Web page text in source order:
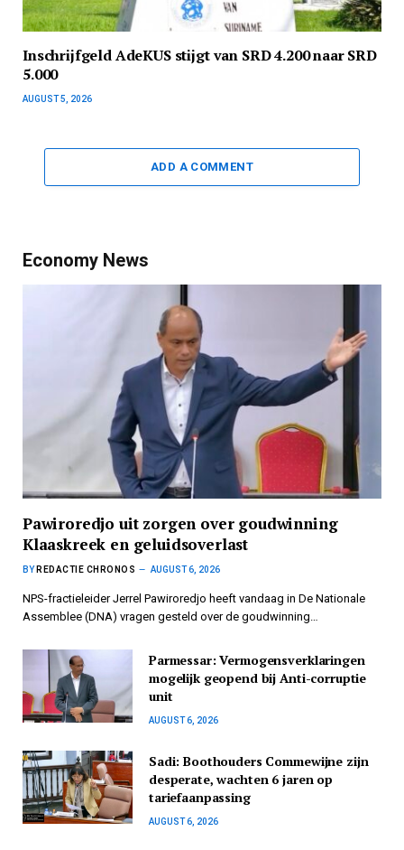
Inschrijfgeld AdeKUS stijgt van SRD 4.200 naar SRD
5.000
AUGUST 5, 2026
ADD A COMMENT
Economy News
Pawiroredjo uit zorgen over goudwinning
Klaaskreek en geluidsoverlast
BY REDACTIE CHRONOS AUGUST 6, 2026
NPS-fractieleider Jerrel Pawiroredjo heeft vandaag in De Nationale
Assemblee (DNA) vragen gesteld over de goudwinning…
Parmessar: Vermogensverklaringen
mogelijk geopend bij Anti-corruptie
unit
AUGUST 6, 2026
Sadi: Boothouders Commewijne zijn
desperate, wachten 6 jaren op
tariefaanpassing
AUGUST 6, 2026